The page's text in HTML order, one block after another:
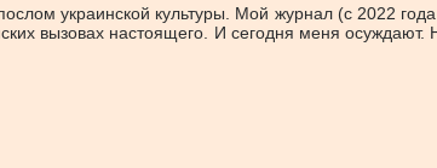
украинской культуры. Мой журнал (с 2022
вызовах настоящего. И сегодня меня